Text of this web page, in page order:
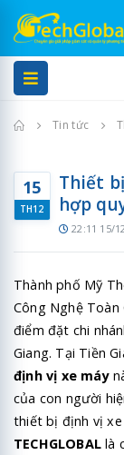
Trang chủ
Tin tức
15
TH12
Thiết
hợp
22:11 15/
Thành phố Mỹ
Công Nghệ Toàn
điểm đặt chi
Giang. Tại Tiền
định vị xe máy
của con người
thiết bị định vị xe
TECHGLOBAL là